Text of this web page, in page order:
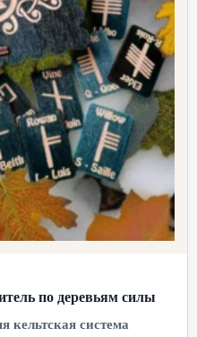
по деревьям силы
кельтская система